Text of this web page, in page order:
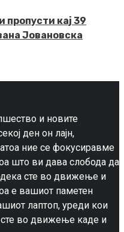
пропусти кај 39
Јовановска
и новите
ден он лајн,
ние се фокусиравме
што ви дава слобода да
сте во движење и
е вашиот паметен
лаптоп, уреди кои
сте во движење каде и